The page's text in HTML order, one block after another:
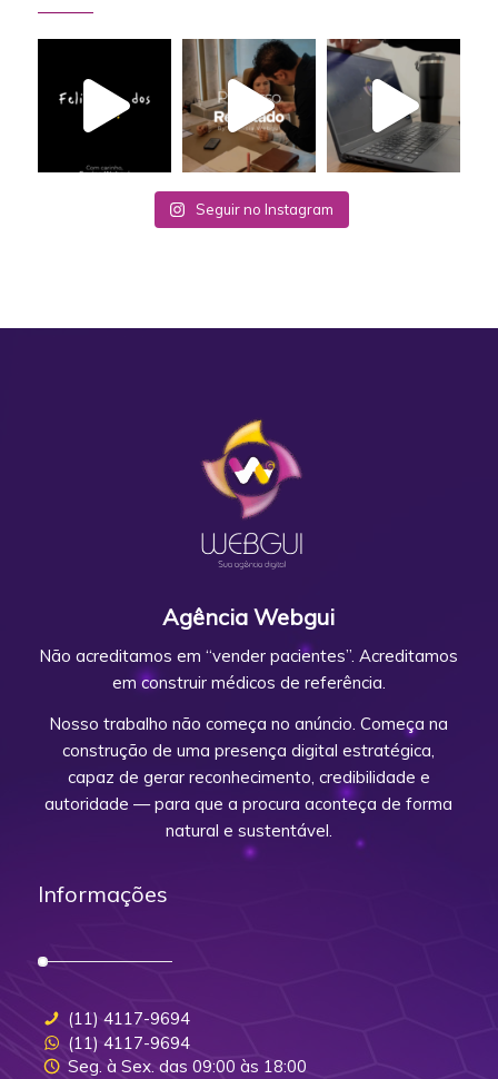
Seguir no Instagram
Agência Webgui
Não acreditamos em “vender pacientes”. Acreditamos
em construir médicos de referência.
Nosso trabalho não começa no anúncio. Começa na
construção de uma presença digital estratégica,
capaz de gerar reconhecimento, credibilidade e
autoridade — para que a procura aconteça de forma
natural e sustentável.
Informações
(11) 4117-9694
(11) 4117-9694
Seg. à Sex. das 09:00 às 18:00